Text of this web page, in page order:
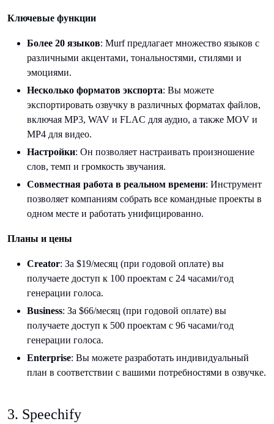
Ключевые функции
Более 20 языков: Murf предлагает множество языков с
различными акцентами, тональностями, стилями и
эмоциями.
Несколько форматов экспорта: Вы можете
экспортировать озвучку в различных форматах файлов,
включая MP3, WAV и FLAC для аудио, а также MOV и
MP4 для видео.
Настройки: Он позволяет настраивать произношение
слов, темп и громкость звучания.
Совместная работа в реальном времени: Инструмент
позволяет компаниям собрать все командные проекты в
одном месте и работать унифицированно.
Планы и цены
Creator: За $19/месяц (при годовой оплате) вы
получаете доступ к 100 проектам с 24 часами/год
генерации голоса.
Business: За $66/месяц (при годовой оплате) вы
получаете доступ к 500 проектам с 96 часами/год
генерации голоса.
Enterprise: Вы можете разработать индивидуальный
план в соответствии с вашими потребностями в озвучке.
3. Speechify